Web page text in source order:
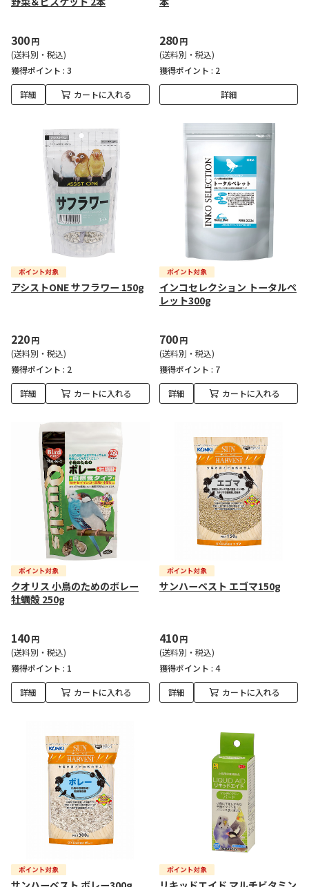
300円
(送料別・税込)
獲得ポイント : 3
詳細 カートに入れる
280円
(送料別・税込)
獲得ポイント : 2
詳細
アシストONE サフラワー 150g
220円
(送料別・税込)
獲得ポイント : 2
詳細 カートに入れる
インコセレクション トータルペ
レット300g
700円
(送料別・税込)
獲得ポイント : 7
詳細 カートに入れる
クオリス 小鳥のためのボレー
牡蠣殻 250g
140円
(送料別・税込)
獲得ポイント : 1
詳細 カートに入れる
サンハーベスト エゴマ150g
410円
(送料別・税込)
獲得ポイント : 4
詳細 カートに入れる